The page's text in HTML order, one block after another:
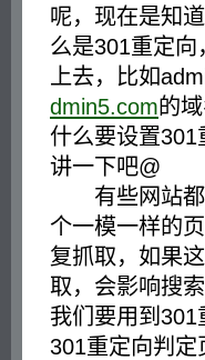
呢，现在是知
么是301重定
上去，比如
dmin5.com的
什么要设置
讲一下吧@
有些网站都
个一模一样的
复抓取，如果
取，会影响搜
我们要用到
301重定向判